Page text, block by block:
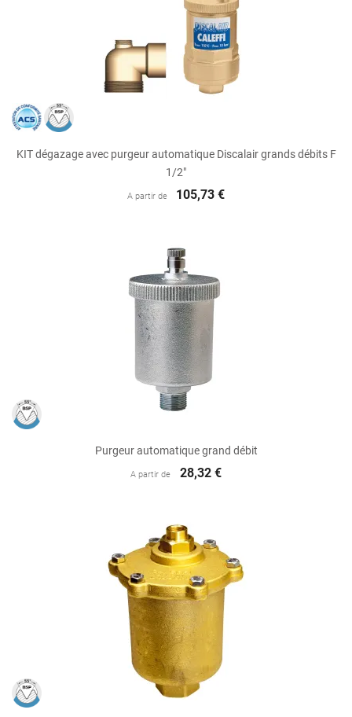
KIT dégazage avec purgeur automatique Discalair grands débits F
1/2"
A partir de 105,73 €
Purgeur automatique grand débit
A partir de 28,32 €